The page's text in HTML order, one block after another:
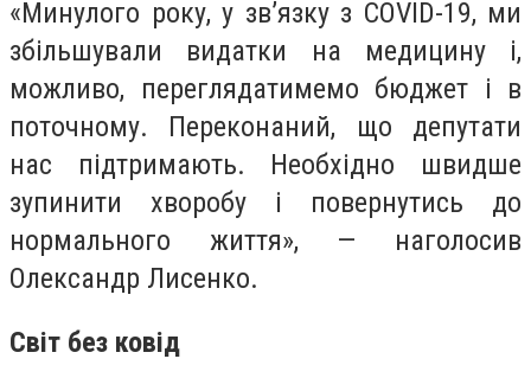
«Минулого року, у зв’язку з СOVID-19, ми
збільшували видатки на медицину і,
можливо, переглядатимемо бюджет і в
поточному. Переконаний, що депутати
нас підтримають. Необхідно швидше
зупинити хворобу і повернутись до
нормального життя», — наголосив
Олександр Лисенко.
Світ без ковід